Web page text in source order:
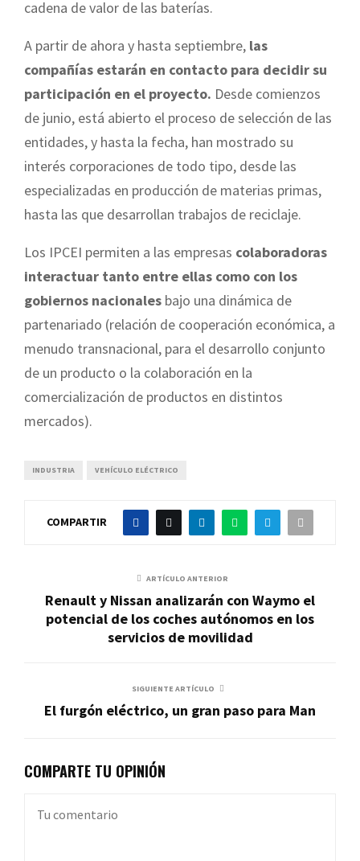
cadena de valor de las baterías.
A partir de ahora y hasta septiembre, las
compañías estarán en contacto para decidir su
participación en el proyecto. Desde comienzos
de junio, está abierto el proceso de selección de las
entidades, y hasta la fecha, han mostrado su
interés corporaciones de todo tipo, desde las
especializadas en producción de materias primas,
hasta las que desarrollan trabajos de reciclaje.
Los IPCEI permiten a las empresas colaboradoras
interactuar tanto entre ellas como con los
gobiernos nacionales bajo una dinámica de
partenariado (relación de cooperación económica, a
menudo transnacional, para el desarrollo conjunto
de un producto o la colaboración en la
comercialización de productos en distintos
mercados).
INDUSTRIA VEHÍCULO ELÉCTRICO
COMPARTIR
ARTÍCULO ANTERIOR
Renault y Nissan analizarán con Waymo el
potencial de los coches autónomos en los
servicios de movilidad
SIGUIENTE ARTÍCULO
El furgón eléctrico, un gran paso para Man
COMPARTE TU OPINIÓN